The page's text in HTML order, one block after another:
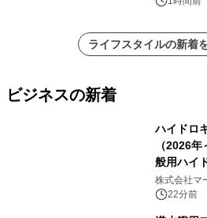
ライフスタイルの新着
ビジネスの新着
ハイドロ
（2026
般用ハイ
ハイドロ
ートを発表
株式会社マ
22分前